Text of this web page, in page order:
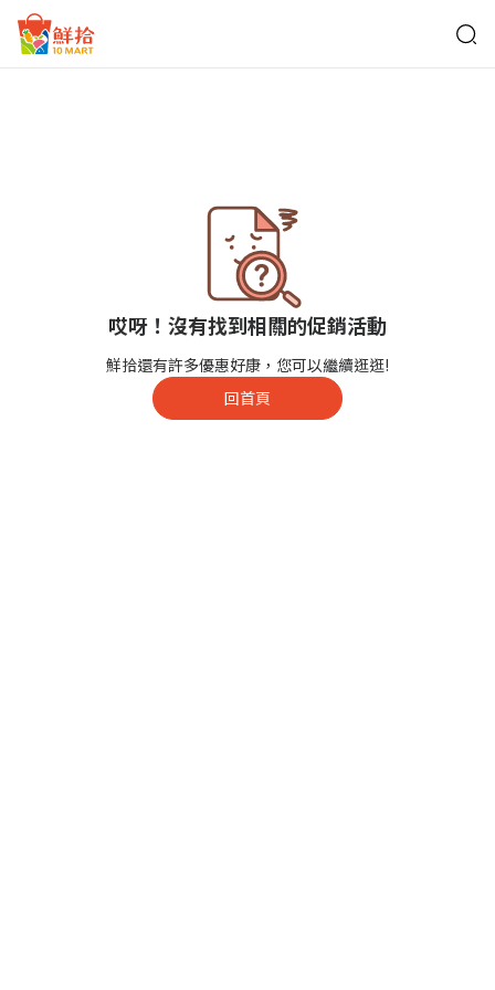
鮮拾
哎呀！沒有找到相關的促銷活動
鮮拾還有許多優惠好康，您可以繼續逛逛!
回首頁